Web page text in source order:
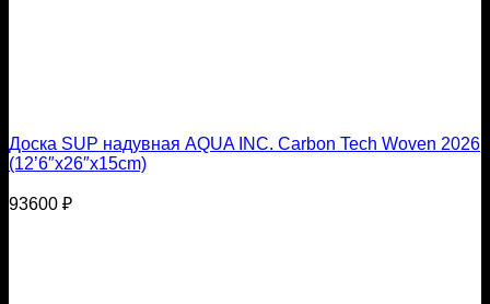
Доска SUP надувная AQUA INC. Carbon Tech Woven 2026
(12’6″x26″х15cm)
93600 ₽